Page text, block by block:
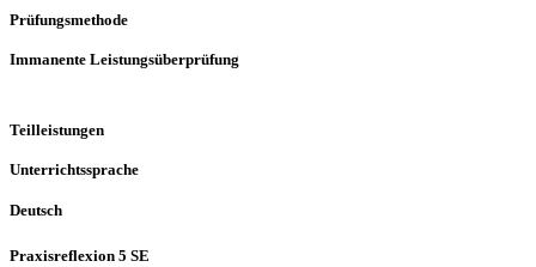
Prüfungsmethode
Immanente Leistungsüberprüfung
Teilleistungen
Unterrichtssprache
Deutsch
Praxisreflexion 5 SE